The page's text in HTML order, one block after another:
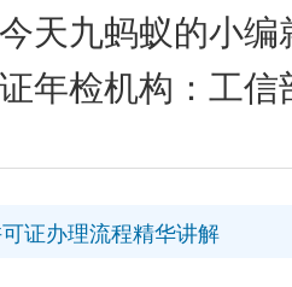
天九蚂蚁的小
年检机构：工
证办理流程精华讲解